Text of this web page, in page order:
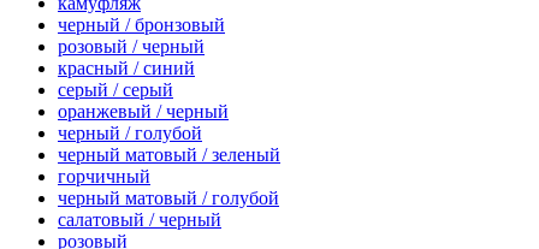
черный / бронзовый
розовый / черный
красный / синий
серый / серый
оранжевый / черный
черный / голубой
черный матовый / зеленый
горчичный
черный матовый / голубой
салатовый / черный
розовый